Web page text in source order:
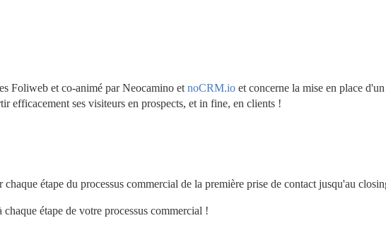
Foliweb et co-animé par Neocamino et noCRM.io et concerne la mise en place d'un
efficacement ses visiteurs en prospects, et in fine, en clients !
chaque étape du processus commercial de la première prise de contact jusqu'au
étape de votre processus commercial !